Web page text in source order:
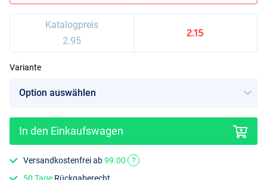
Katalogpreis
2.95
2.15
Variante
In den Einkaufswagen
Versandkostenfrei ab99.00
?